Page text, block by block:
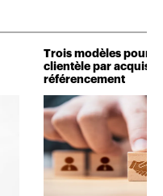
Trois modèles pour
clientèle par
référencement